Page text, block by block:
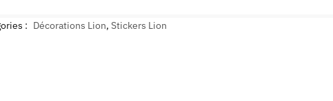
: Décorations Lion, Stickers Lion